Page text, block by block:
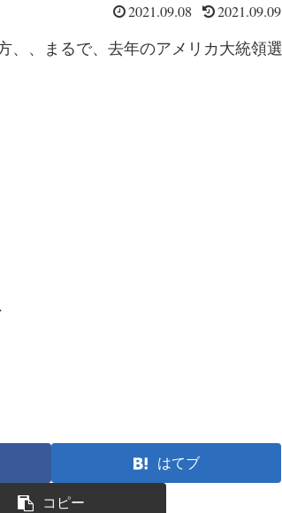
2021.09.08 2021.09.09
、、まるで、去年のアメリカ大統領選
はてブ
コピー